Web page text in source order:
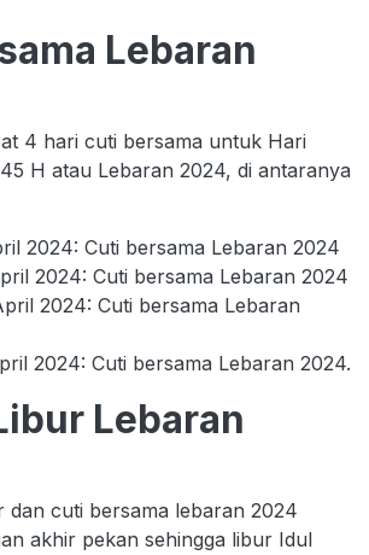
Lebaran
4 hari cuti bersama untuk Hari
H atau Lebaran 2024, di antaranya
2024: Cuti bersama Lebaran 2024
2024: Cuti bersama Lebaran 2024
2024: Cuti bersama Lebaran
2024: Cuti bersama Lebaran 2024.
Lebaran
dan cuti bersama lebaran 2024
akhir pekan sehingga libur Idul